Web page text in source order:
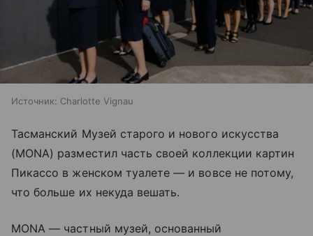
Источник: Charlotte Vignau
Тасманский Mузей старого и нового искусства
(MONA) разместил часть своей коллекции картин
Пикассо в женском туалете — и вовсе не потому,
что больше их некуда вешать.
MONA — частный музей, основанный